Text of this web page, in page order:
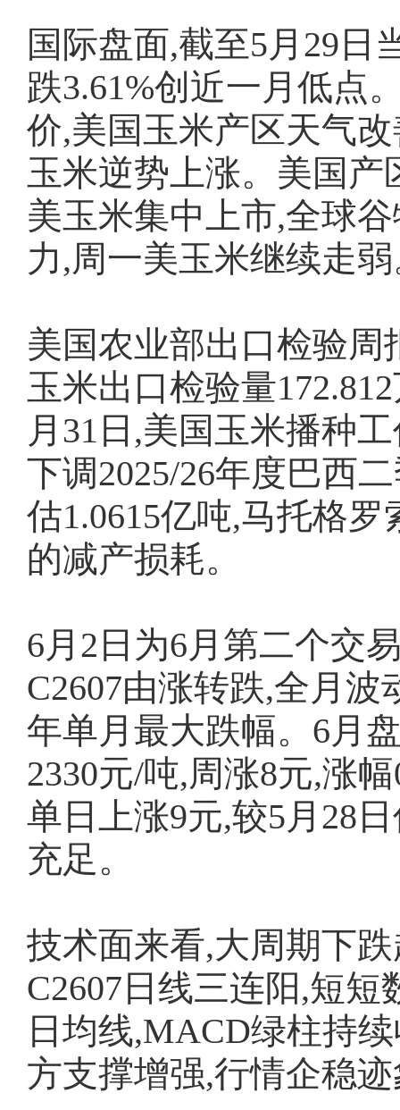
国际盘面,截至5月29日
跌3.61%创近一月低点
价,美国玉米产区天气
玉米逆势上涨。美国
美玉米集中上市,全球
力,周一美玉米继续走
美国农业部出口检验周
玉米出口检验量
月31日,美国玉米播种
下调2025/26年度巴西
估1.0615亿吨,马托格
的减产损耗。
6月2日为6月第二个交
C2607由涨转跌,全月波
年单月最大跌幅。6月
2330元/吨,周涨8元,涨
单日上涨9元,较5月28
充足。
技术面来看,大周期下
C2607日线三连阳,短
日均线,MACD绿柱持
方支撑增强,行情企稳